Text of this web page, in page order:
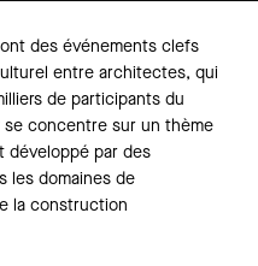
des événements clefs
entre architectes, qui
de participants du
se concentre sur un thème
développé par des
les domaines de
la construction